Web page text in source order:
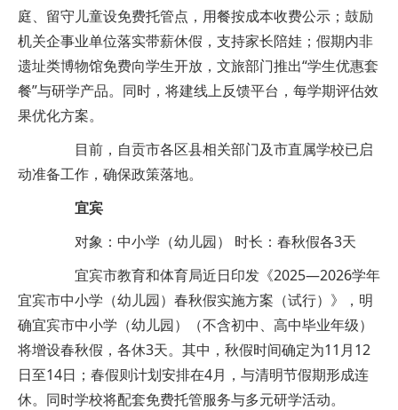
庭、留守儿童设免费托管点，用餐按成本收费公示；鼓励
机关企事业单位落实带薪休假，支持家长陪娃；假期内非
遗址类博物馆免费向学生开放，文旅部门推出“学生优惠套
餐”与研学产品。同时，将建线上反馈平台，每学期评估效
果优化方案。
目前，自贡市各区县相关部门及市直属学校已启
动准备工作，确保政策落地。
宜宾
对象：中小学（幼儿园） 时长：春秋假各3天
宜宾市教育和体育局近日印发《2025—2026学年
宜宾市中小学（幼儿园）春秋假实施方案（试行）》，明
确宜宾市中小学（幼儿园）（不含初中、高中毕业年级）
将增设春秋假，各休3天。其中，秋假时间确定为11月12
日至14日；春假则计划安排在4月，与清明节假期形成连
休。同时学校将配套免费托管服务与多元研学活动。